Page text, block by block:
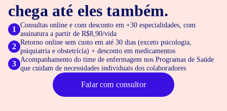
chega até eles também.
1
Consultas online e com desconto em +30 especialidades, com
assinatura a partir de R$8,90/vida
2 Retorno online sem custo em até 30 dias (exceto psicologia,
psiquiatria e obstetrícia) + desconto em medicamentos
3 Acompanhamento do time de enfermagem nos Programas de Saúde
que cuidam de necessidades individuais dos colaboradores
Falar com consultor